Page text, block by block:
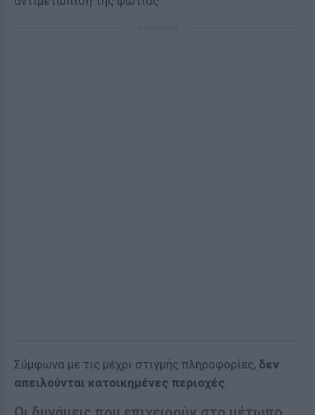
Σύμφωνα με τις μέχρι στιγμής πληροφορίες, δεν
απειλούνται κατοικημένες περιοχές.